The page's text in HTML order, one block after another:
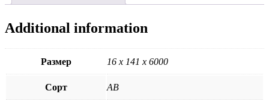
Additional information
Размер 16 х 141 х 6000
Сорт АВ